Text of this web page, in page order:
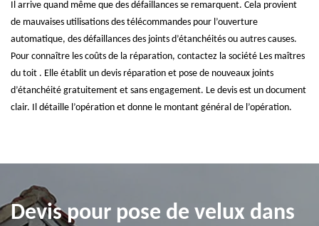
Il arrive quand même que des défaillances se remarquent. Cela provient
de mauvaises utilisations des télécommandes pour l’ouverture
automatique, des défaillances des joints d’étanchéités ou autres causes.
Pour connaître les coûts de la réparation, contactez la société Les maîtres
du toit . Elle établit un devis réparation et pose de nouveaux joints
d’étanchéité gratuitement et sans engagement. Le devis est un document
clair. Il détaille l’opération et donne le montant général de l’opération.
Devis pour pose de velux dans